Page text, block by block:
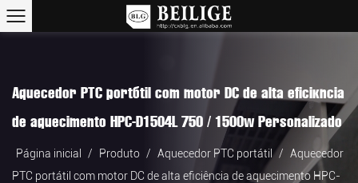
Aquecedor PTC portátil com motor DC de alta eficiência
de aquecimento HPC-D1504L 750 / 1500w Personalizado
Página inicial / Produto / Aquecedor PTC portátil / Aquecedor
PTC portátil com motor DC de alta eficiência de aquecimento HPC-